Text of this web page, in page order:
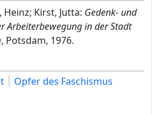
Kirst, Jutta: Gedenk- und
Arbeiterbewegung in der Stadt
, Potsdam, 1976.
Opfer des Faschismus